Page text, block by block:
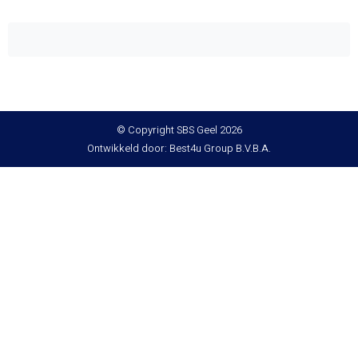
© Copyright SBS Geel 2026
Ontwikkeld door: Best4u Group B.V.B.A.